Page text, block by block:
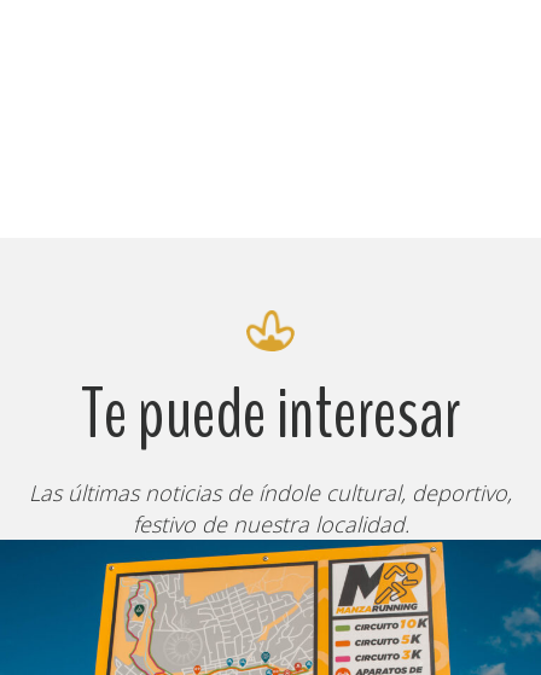
Te puede interesar
Las últimas noticias de índole cultural, deportivo,
festivo de nuestra localidad.